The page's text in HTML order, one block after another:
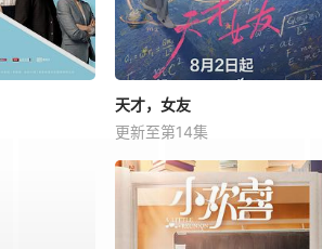
天才，女友
更新至第14集